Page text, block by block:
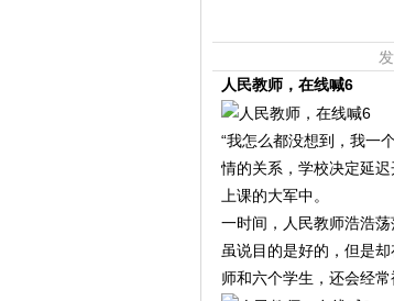
人民教师，在线喊6
“我怎么都没想到，我一
情的关系，学校决定延
上课的大军中。
一时间，人民教师浩浩
虽说目的是好的，但是
师和六个学生，还会经